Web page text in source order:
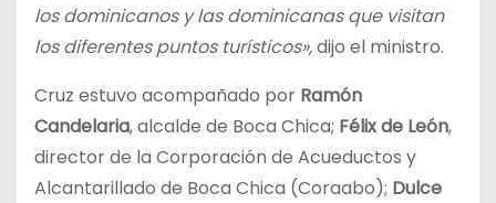
los dominicanos y las dominicanas que visitan
los diferentes puntos turísticos»,dijo el ministro.
Cruz estuvo acompañado por Ramón
Candelaria, alcalde de Boca Chica; Félix de León,
director de la Corporación de Acueductos y
Alcantarillado de Boca Chica (Coraabo); Dulce